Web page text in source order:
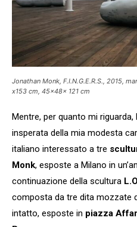
Jonathan Monk, F.I.N.G.E.R.S., 2015,
x153 cm, 45x48x 121 cm
Mentre, per quanto mi
insperata della mia modesta
italiano interessato a tre
Monk, esposte a Milano in
continuazione della scultura
composta da tre dita mozzate
intatto, esposte in piazza